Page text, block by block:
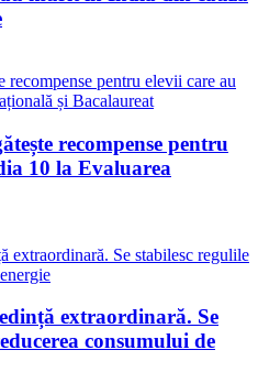
recompense pentru
10 la Evaluarea
extraordinară. Se
consumului de